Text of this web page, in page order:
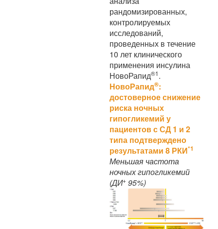
рандомизированных,
контролируемых
исследований,
проведенных в течение
10 лет клинического
применения инсулина
НовоРапид®1.
НовоРапид®:
достоверное снижение
риска ночных
гипогликемий у
пациентов с СД 1 и 2
типа подтверждено
результатами 8 РКИ*1
Меньшая частота
ночных гипогликемий
(ДИ+ 95%)